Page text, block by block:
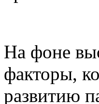
На фоне
факторы,
развитию